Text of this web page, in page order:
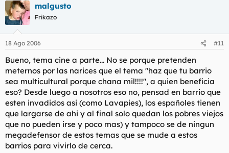
malgusto
Frikazo
18 Ago 2006 #11
Bueno, tema cine a parte... No se porque pretenden
meternos por las narices que el tema "haz que tu barrio
sea multicultural porque chana mil!!!!", a quien beneficia
eso? Desde luego a nosotros eso no, pensad en barrio que
esten invadidos asi (como Lavapies), los españoles tienen
que largarse de ahi y al final solo quedan los pobres viejos
que no pueden irse y poco mas) y tampoco se de ningun
megadefensor de estos temas que se mude a estos
barrios para vivirlo de cerca.